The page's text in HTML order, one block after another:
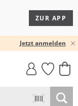
ZUR APP
Jetzt anmelden
MUST-HAVE